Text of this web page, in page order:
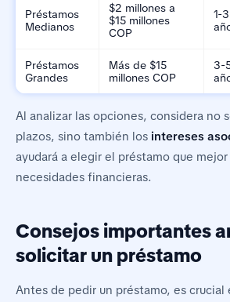
Préstamos
Medianos
$2 millones a
$15 millones
COP
1-3
Préstamos
Grandes
Más de $15
millones COP
3-
Al analizar las opciones, considera no
plazos, sino también los intereses
ayudará a elegir el préstamo que
necesidades financieras.
Consejos importantes
solicitar un préstamo
Antes de pedir un préstamo, es crucial